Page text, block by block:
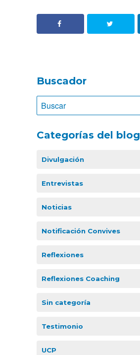
Buscador
Categorías del blog
Divulgación
Entrevistas
Noticias
Notificación Convives
Reflexiones
Reflexiones Coaching
Sin categoría
Testimonio
UCP